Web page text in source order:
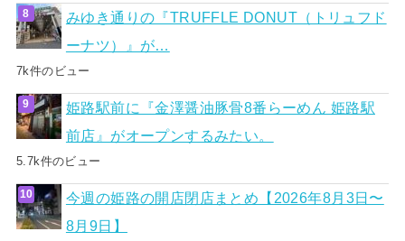
みゆき通りの『TRUFFLE DONUT（トリュフド
ーナツ）』が…
7k件のビュー
姫路駅前に『金澤醤油豚骨8番らーめん 姫路駅
前店』がオープンするみたい。
5.7k件のビュー
今週の姫路の開店閉店まとめ【2026年8月3日〜
8月9日】